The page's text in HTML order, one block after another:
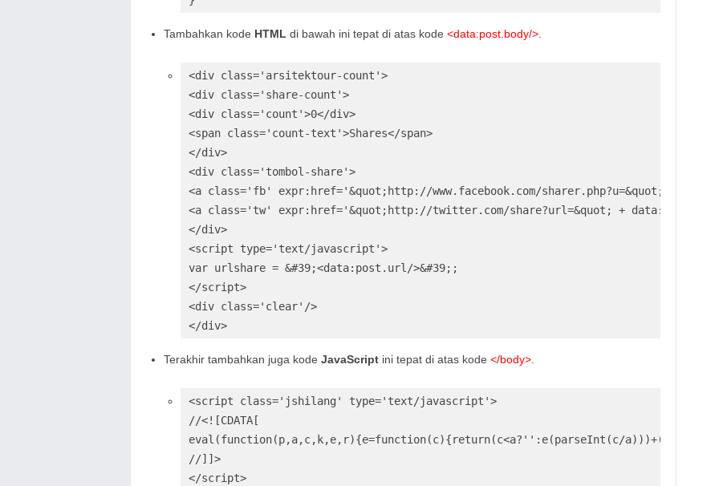
Tambahkan kode HTML di bawah ini tepat di atas kode <data:post.body/>.
<div class='arsitektour-count'>
<div class='share-count'>
<div class='count'>0</div>
<span class='count-text'>Shares</span>
</div>
<div class='tombol-share'>
<a class='fb' expr:href='&quot;http://www.facebook.com/sharer.php?u=&quot; +
<a class='tw' expr:href='&quot;http://twitter.com/share?url=&quot; +
</div>
<script type='text/javascript'>
var urlshare = &#39;<data:post.url/>&#39;;
</script>
<div class='clear'/>
</div>
Terakhir tambahkan juga kode JavaScriptini tepat di atas kode </body>.
<script class='jshilang' type='text/javascript'>
//<![CDATA[
eval(function(p,a,c,k,e,r){e=function(c){return(c<a?'':e(parseInt(c/
//]]>
</script>